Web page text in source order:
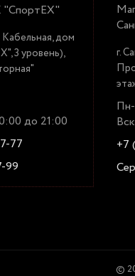
"СпортЕХ"
Кабельная, дом
3 уровень),
до 21:00
77
99
г.
+7
©